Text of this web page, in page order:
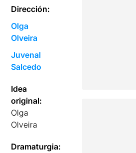
Dirección:
Olga
Olveira
Juvenal
Salcedo
Idea
original:
Olga
Olveira
Dramaturgia: